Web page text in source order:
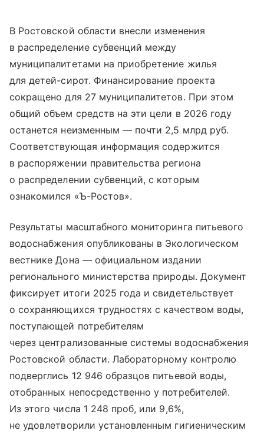
В Ростовской области внесли изменения
в распределение субвенций между
муниципалитетами на приобретение жилья
для детей-сирот. Финансирование проекта
сокращено для 27 муниципалитетов. При этом
общий объем средств на эти цели в 2026 году
останется неизменным — почти 2,5 млрд руб.
Соответствующая информация содержится
в распоряжении правительства региона
о распределении субвенций, с которым
ознакомился «Ъ-Ростов».
Результаты масштабного мониторинга питьевого
водоснабжения опубликованы в Экологическом
вестнике Дона — официальном издании
регионального министерства природы. Документ
фиксирует итоги 2025 года и свидетельствует
о сохраняющихся трудностях с качеством воды,
поступающей потребителям
через централизованные системы водоснабжения
Ростовской области. Лабораторному контролю
подверглись 12 946 образцов питьевой воды,
отобранных непосредственно у потребителей.
Из этого числа 1 248 проб, или 9,6%,
не удовлетворили установленным гигиеническим